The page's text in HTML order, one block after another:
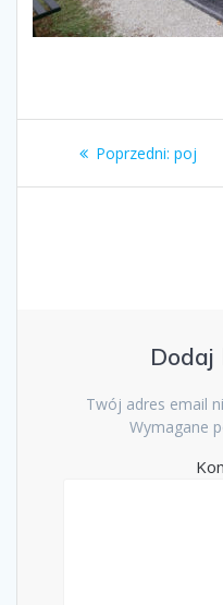
Nawigacja
wpisu
Poprzedni: poj
Dodaj
Twój adres email
Wymagane